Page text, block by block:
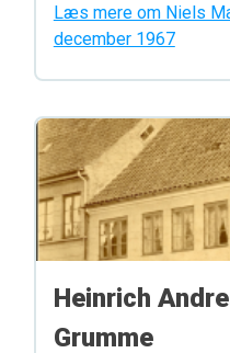
Læs mere om Niels
december 1967
Heinrich
Grumme